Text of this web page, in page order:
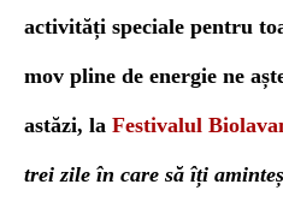
activități speciale pentru
mov pline de energie ne
astăzi, la Festivalul
trei zile în care să îți